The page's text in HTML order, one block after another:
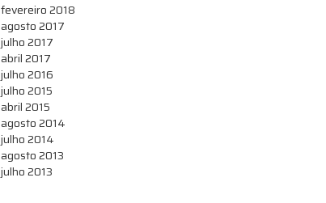
fevereiro 2018
agosto 2017
julho 2017
abril 2017
julho 2016
julho 2015
abril 2015
agosto 2014
julho 2014
agosto 2013
julho 2013